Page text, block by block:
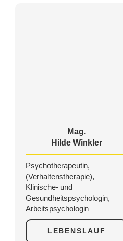
Mag.
Hilde Winkler
Psychotherapeutin,
(Verhaltenstherapie),
Klinische- und
Gesundheitspsychologin,
Arbeitspsychologin
LEBENSLAUF